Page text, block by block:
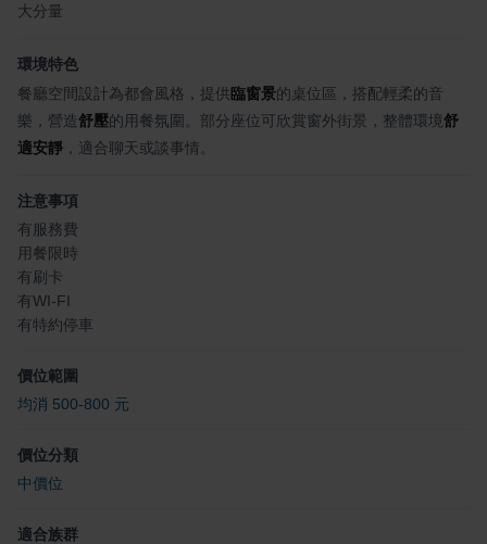
大分量
環境特色
餐廳空間設計為都會風格，提供臨窗景的桌位區，搭配輕柔的音
樂，營造舒壓的用餐氛圍。部分座位可欣賞窗外街景，整體環境舒
適安靜 ，適合聊天或談事情。
注意事項
有服務費
用餐限時
有刷卡
有WI-FI
有特約停車
價位範圍
均消 500-800 元
價位分類
中價位
適合族群